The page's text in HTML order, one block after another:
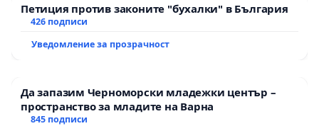
Петиция против законите "бухалки" в България
426 подписи
Уведомление за прозрачност
Да запазим Черноморски младежки център –
пространство за младите на Варна
845 подписи